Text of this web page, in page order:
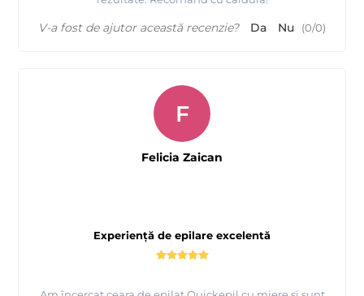
V-a fost de ajutor această recenzie? Da Nu (0/0)
Experiență de epilare excelentă
F
Felicia Zaican